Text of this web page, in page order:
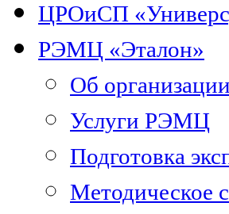
ЦРОиСП
РЭМЦ «Эталон»
Об организации
Услуги РЭМЦ
Подготовка
Методическое